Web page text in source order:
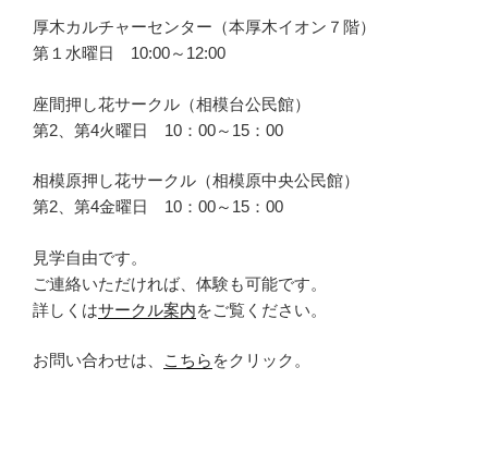
厚木カルチャーセンター（本厚木イオン７階）
第１水曜日 10:00～12:00
座間押し花サークル（相模台公民館）
第2、第4火曜日 10：00～15：00
相模原押し花サークル（相模原中央公民館）
第2、第4金曜日 10：00～15：00
見学自由です。
ご連絡いただければ、体験も可能です。
詳しくはサークル案内をご覧ください。
お問い合わせは、 こちら をクリック。